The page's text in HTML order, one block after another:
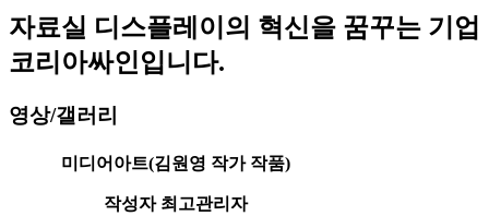
자료실 디스플레이의 혁신을 꿈꾸는 기업
코리아싸인입니다.
영상/갤러리
미디어아트(김원영 작가 작품)
작성자최고관리자